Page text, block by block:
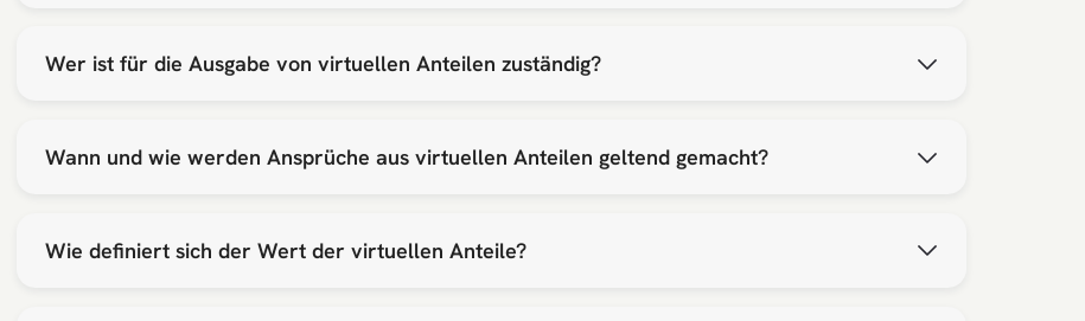
Wer ist für die Ausgabe von virtuellen Anteilen zuständig?
Wann und wie werden Ansprüche aus virtuellen Anteilen geltend gemacht?
Wie definiert sich der Wert der virtuellen Anteile?